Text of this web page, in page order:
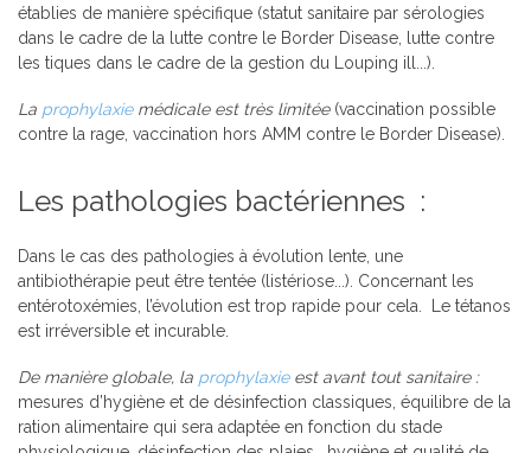
établies de manière spécifique (statut sanitaire par sérologies
dans le cadre de la lutte contre le Border Disease, lutte contre
les tiques dans le cadre de la gestion du Louping ill...).
La prophylaxiemédicale est très limitée (vaccination possible
contre la rage, vaccination hors AMM contre le Border Disease).
Les pathologies bactériennes :
Dans le cas des pathologies à évolution lente, une
antibiothérapie peut être tentée (listériose...). Concernant les
entérotoxémies, l’évolution est trop rapide pour cela.
Le tétanos
est irréversible et incurable.
De manière globale, la prophylaxieest avant tout sanitaire :
mesures d’hygiène et de désinfection classiques, équilibre de la
ration alimentaire qui sera adaptée en fonction du stade